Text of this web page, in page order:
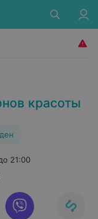
красоты
21:00